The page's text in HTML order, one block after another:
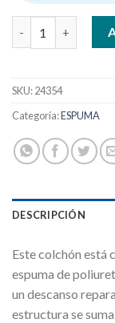
LA CARDEUSE
SKU:24354
Categoría:ESPUMA
DESCRIPCIÓN
Este colchón está
espuma de
un descanso
estructura se